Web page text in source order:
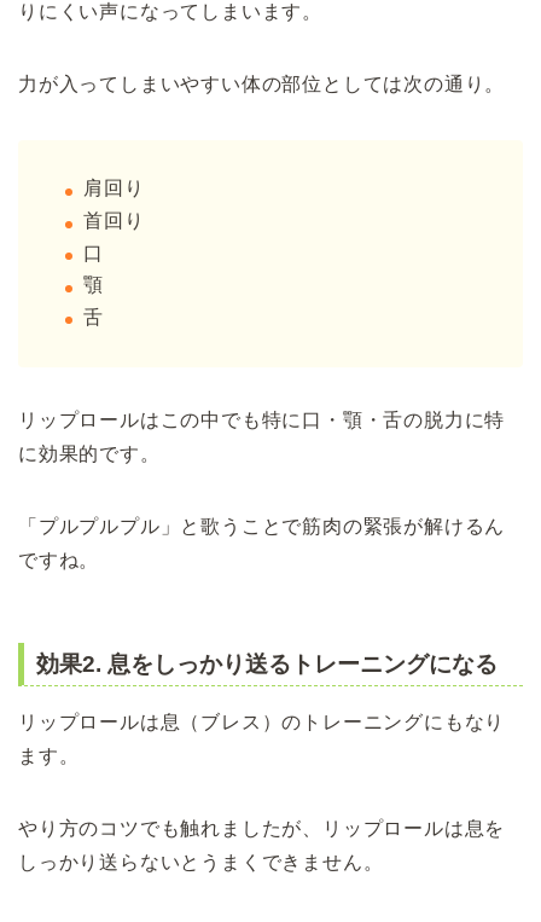
りにくい声になってしまいます。
力が入ってしまいやすい体の部位としては次の通り。
肩回り
首回り
口
顎
舌
リップロールはこの中でも特に口・顎・舌の脱力に特
に効果的です。
「プルプルプル」と歌うことで筋肉の緊張が解けるん
ですね。
効果2. 息をしっかり送るトレーニングになる
リップロールは息（ブレス）のトレーニングにもなり
ます。
やり方のコツでも触れましたが、リップロールは息を
しっかり送らないとうまくできません。